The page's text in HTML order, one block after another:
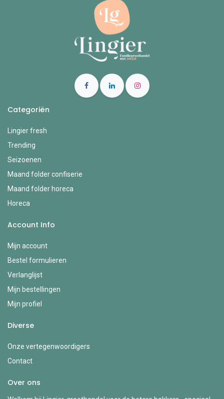
Categoriën
Lingier fresh
Trending
Seizoenen
Maand folder confiserie
Maand folder horeca
Horeca
Account Info
Mijn account
Bestel formulieren
Verlanglijst
Mijn bestellingen
Mijn profiel
Diverse
Onze vertegenwoordigers
Contact
Over ons